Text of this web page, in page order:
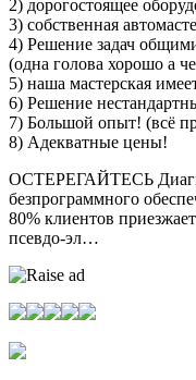
2) дорогостоящее
3) собственная
4) Решение задач
(одна голова хорошо а
5) наша мастерская
6) Решение
7) Большой опыт! (всё
8) Адекватные цены!
ОСТЕРЕГАЙТЕСЬ
безпрограммного
80% клиентов
псевдо-эл…